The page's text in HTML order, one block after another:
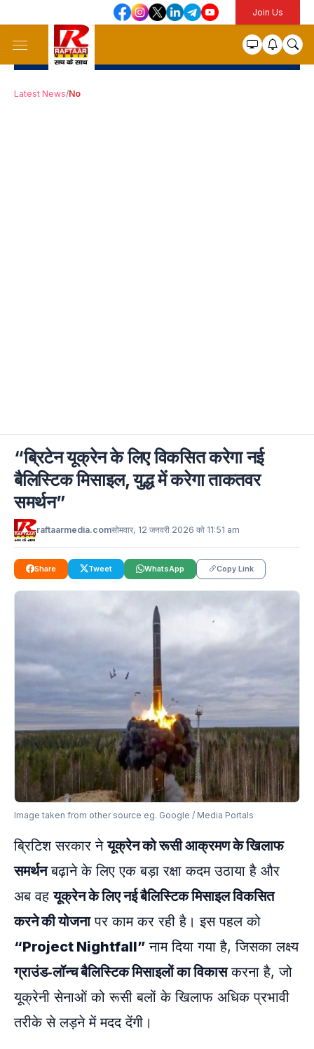
Join Us
Latest News/No
“ब्रिटेन यूक्रेन के लिए विकसित करेगा नई
बैलिस्टिक मिसाइल, युद्ध में करेगा ताकतवर
समर्थन”
raftaarmedia.comसोमवार, 12 जनवरी 2026 को 11:51 am
Share Tweet WhatsApp Copy Link
Image taken from other source eg. Google / Media Portals
ब्रिटिश सरकार नेयूक्रेन को रूसी आक्रमण के खिलाफ
समर्थनबढ़ाने के लिए एक बड़ा रक्षा कदम उठाया है और
अब वहयूक्रेन के लिए नई बैलिस्टिक मिसाइल विकसित
करने की योजनापर काम कर रही है। इस पहल को
“Project Nightfall” नाम दिया गया है, जिसका लक्ष्य
ग्राउंड‑लॉन्च बैलिस्टिक मिसाइलों का विकासकरना है, जो
यूक्रेनी सेनाओं को रूसी बलों के खिलाफ अधिक प्रभावी
तरीके से लड़ने में मदद देंगी।